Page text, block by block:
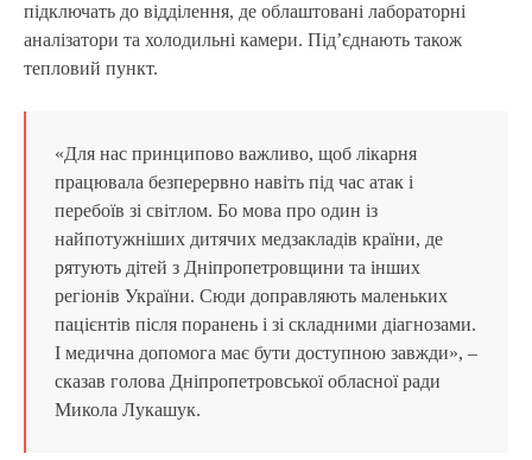
підключать до відділення, де облаштовані лабораторні
аналізатори та холодильні камери. Під’єднають також
тепловий пункт.
«Для нас принципово важливо, щоб лікарня
працювала безперервно навіть під час атак і
перебоїв зі світлом. Бо мова про один із
найпотужніших дитячих медзакладів країни, де
рятують дітей з Дніпропетровщини та інших
регіонів України. Сюди доправляють маленьких
пацієнтів після поранень і зі складними діагнозами.
І медична допомога має бути доступною завжди», –
сказав голова Дніпропетровської обласної ради
Микола Лукашук.